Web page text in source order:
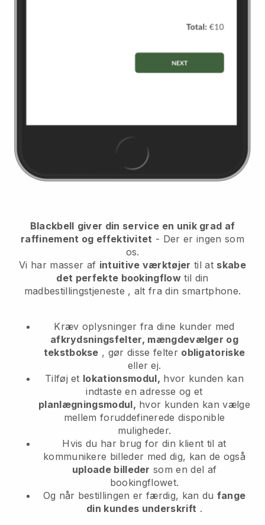
Blackbell giver din service en unik grad af
raffinement og effektivitet - Der er ingen som
os.
Vi har masser af intuitive værktøjer til at skabe
det perfekte bookingflow til din
madbestillingstjeneste , alt fra din smartphone.
Kræv oplysninger fra dine kunder med
afkrydsningsfelter, mængdevælger og
tekstbokse , gør disse felter obligatoriske
eller ej.
Tilføj et lokationsmodul, hvor kunden kan
indtaste en adresse og et
planlægningsmodul, hvor kunden kan vælge
mellem foruddefinerede disponible
muligheder.
Hvis du har brug for din klient til at
kommunikere billeder med dig, kan de også
uploade billeder som en del af
bookingflowet.
Og når bestillingen er færdig, kan du fange
din kundes underskrift .